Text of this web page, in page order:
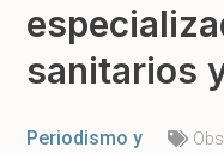
sanitarios
Periodismo y